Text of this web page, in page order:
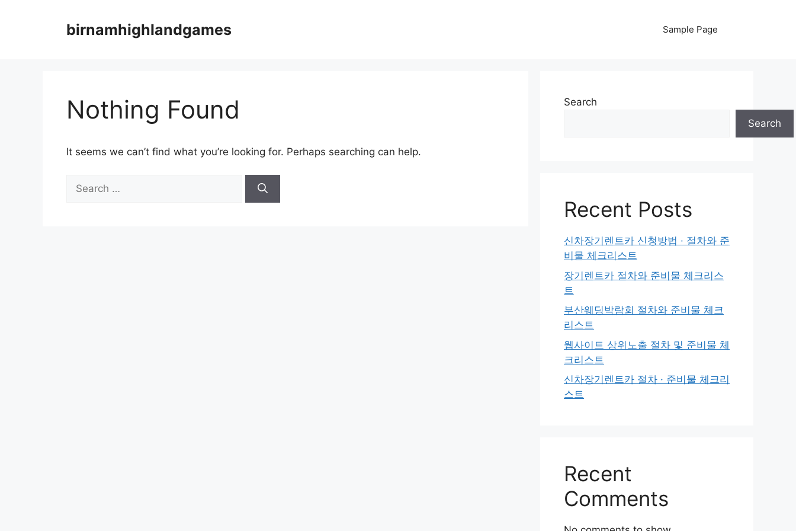
birnamhighlandgames Sample Page
Nothing Found
It seems we can’t find what you’re looking for. Perhaps searching can help.
for:
Search
Search
Recent Posts
신차장기렌트카 신청방법 · 절차와 준
비물 체크리스트
장기렌트카 절차와 준비물 체크리스
트
부산웨딩박람회 절차와 준비물 체크
리스트
웹사이트 상위노출 절차 및 준비물 체
크리스트
신차장기렌트카 절차 · 준비물 체크리
스트
Recent
Comments